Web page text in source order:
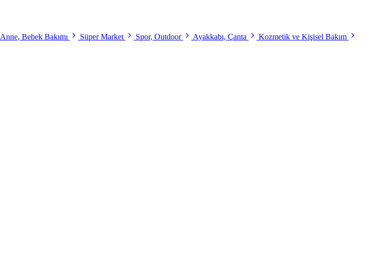
Anne, Bebek Bakımı Süper Market Spor, Outdoor Ayakkabı, Çanta
Kozmetik ve Kişisel Bakım